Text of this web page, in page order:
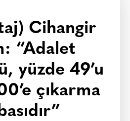
Cihangir
“Adalet
yüzde 49’u
çıkarma